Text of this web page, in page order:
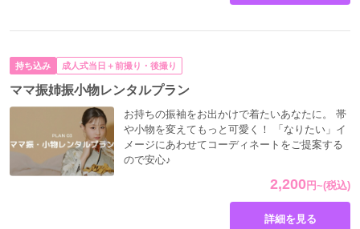
持ち込み 成人式当日＋前撮り・後撮り
ママ振姉振小物レンタルプラン
2,200 円~(税込)
お持ちの振袖をお出かけで着たいあなたに。 帯
や小物を変えてもっと可愛く！ 「なりたい」イ
メージにあわせてコーディネートをご提案する
ので安心♪
詳細を見る